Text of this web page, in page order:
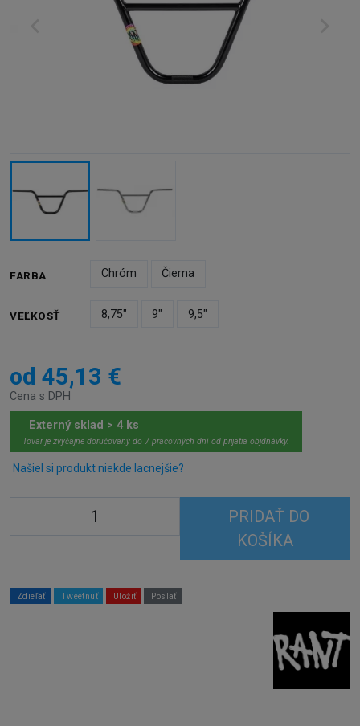
FARBA Chróm Čierna
VEĽKOSŤ 8,75" 9" 9,5"
od 45,13 €
Cena s DPH
Externý sklad > 4 ks
Tovar je zvyčajne doručovaný do 7 pracovných dní od prijatia objdnávky.
Našiel si produkt niekde lacnejšie?
PRIDAŤ DO
KOŠÍKA
Zdieľať Tweetnuť Uložiť Poslať